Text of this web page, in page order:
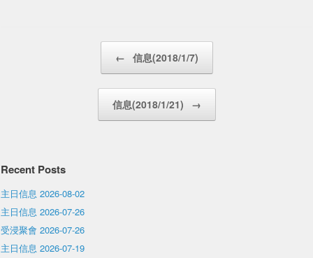
← 信息(2018/1/7)
信息(2018/1/21) →
Recent Posts
主日信息 2026-08-02
主日信息 2026-07-26
受浸聚會 2026-07-26
主日信息 2026-07-19